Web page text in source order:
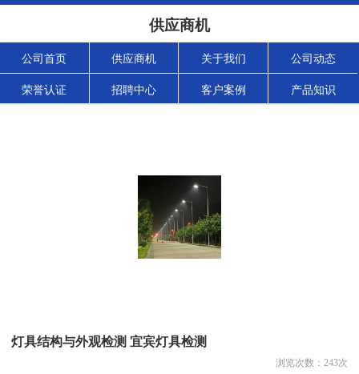
供应商机
公司首页 供应商机 关于我们 公司动态
荣誉认证 招聘中心 客户案例 产品知识
灯具结构与外观检测 宜宾灯具检测
浏览次数： 243次